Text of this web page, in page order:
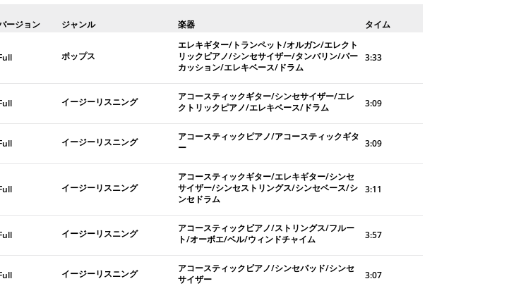
ージョン ジャンル 楽器 タイム
ポップス
エレキギター/トランペット/オルガン/エレクト
リックピアノ/シンセサイザー/タンバリン/パー
カッション/エレキベース/ドラム
3:33
イージーリスニング
アコースティックギター/シンセサイザー/エレ
クトリックピアノ/エレキベース/ドラム
3:09
イージーリスニング
アコースティックピアノ/アコースティックギタ
ー
3:09
イージーリスニング
アコースティックギター/エレキギター/シンセ
サイザー/シンセストリングス/シンセベース/シ
ンセドラム
3:11
イージーリスニング
アコースティックピアノ/ストリングス/フルー
ト/オーボエ/ベル/ウィンドチャイム
3:57
イージーリスニング
アコースティックピアノ/シンセパッド/シンセ
サイザー
3:07